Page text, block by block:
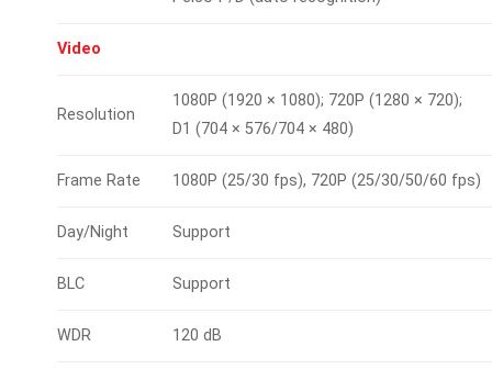
Video
Resolution
1080P (1920 × 1080); 720P (1280 × 720);
D1 (704 × 576/704 × 480)
Frame Rate 1080P (25/30 fps), 720P (25/30/50/60 fps)
Day/Night Support
BLC Support
WDR 120 dB